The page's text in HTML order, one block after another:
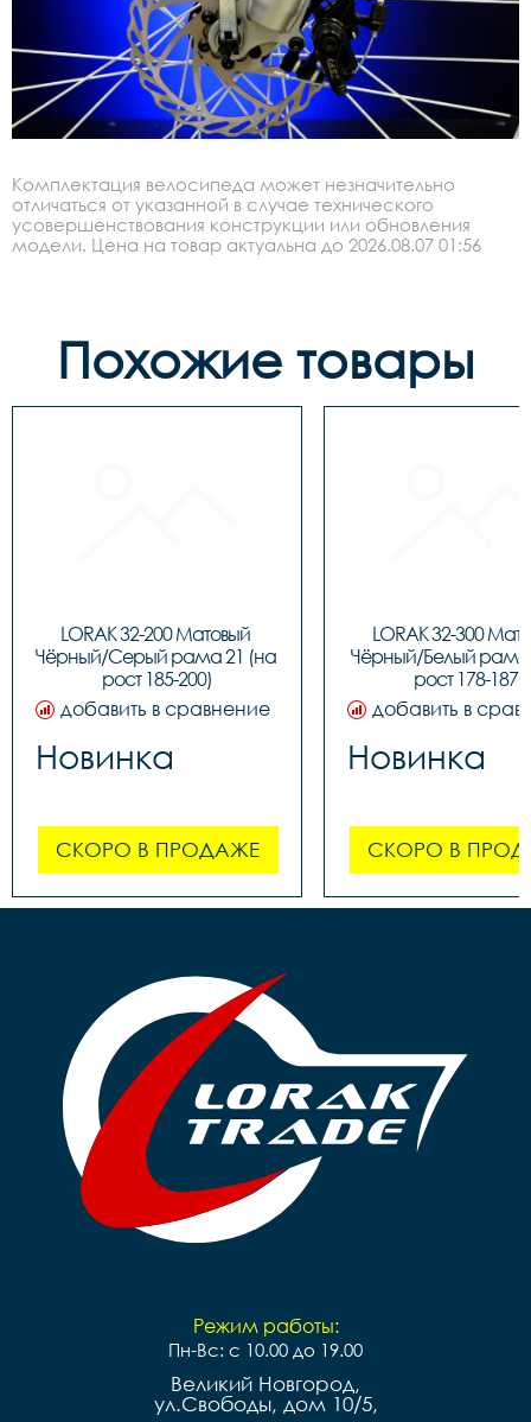
Комплектация велосипеда может незначительно
отличаться от указанной в случае технического
усовершенствования конструкции или обновления
модели. Цена на товар актуальна до 2026.08.07 01:56
Похожие товары
LORAK 32-200 Матовый
Чёрный/Серый рама 21 (на
рост 185-200)
добавить в сравнение
Новинка
СКОРО В ПРОДАЖЕ
LORAK 32-300
Чёрный/Белый рама
рост 178-187)
добавить в
Новинка
СКОРО В
Режим работы:
Пн-Вс: с 10.00 до 19.00
Великий Новгород,
ул.Свободы, дом 10/5,